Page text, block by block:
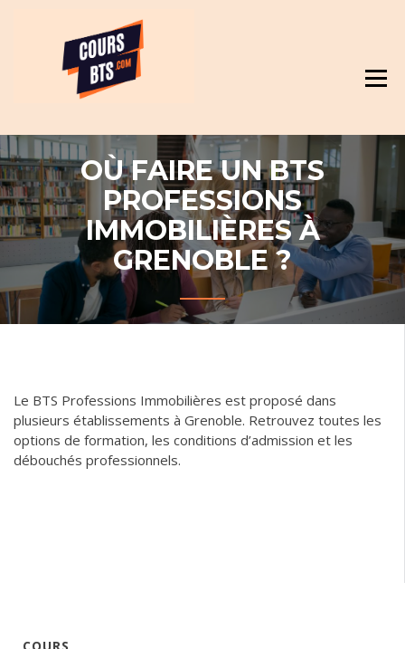
OÙ FAIRE UN BTS
PROFESSIONS
IMMOBILIÈRES À
GRENOBLE ?
Le BTS Professions Immobilières est proposé dans
plusieurs établissements à Grenoble. Retrouvez toutes les
options de formation, les conditions d’admission et les
débouchés professionnels.
COURS